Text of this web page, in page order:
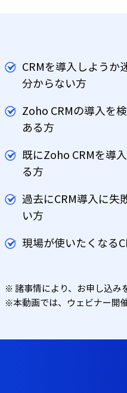
CRMを導入しようか
分からない方
Zoho CRMの導入を
ある方
既にZoho CRMを導
る方
過去にCRM導入に失
い方
現場が使いたくなる
※ 諸事情により、お申し込み
※本動画では、ウェビナー開